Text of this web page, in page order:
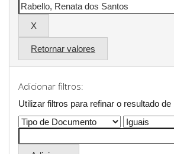
Retornar valores
Adicionar filtros:
Utilizar filtros para refinar o resultado de